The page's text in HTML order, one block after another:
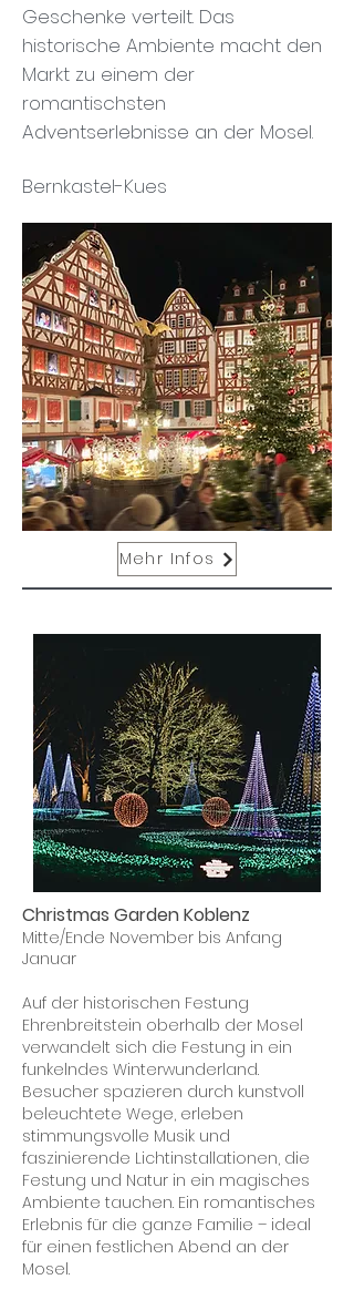
Geschenke verteilt. Das
historische Ambiente macht den
Markt zu einem der
romantischsten
Adventserlebnisse an der Mosel.
Bernkastel-Kues
Mehr Infos
Christmas Garden Koblenz
Mitte/Ende November bis Anfang
Januar
Auf der historischen Festung
Ehrenbreitstein oberhalb der Mosel
verwandelt sich die Festung in ein
funkelndes Winterwunderland.
Besucher spazieren durch kunstvoll
beleuchtete Wege, erleben
stimmungsvolle Musik und
faszinierende Lichtinstallationen, die
Festung und Natur in ein magisches
Ambiente tauchen. Ein romantisches
Erlebnis für die ganze Familie – ideal
für einen festlichen Abend an der
Mosel.